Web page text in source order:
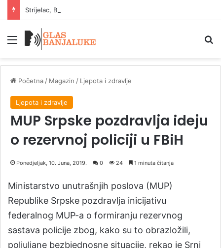
Strijelac, Blizanci i Lav: znakovi koji uživaju u ljetu
Meni
Početna / Magazin / Ljepota i zdravlje
Ljepota i zdravlje
MUP Srpske pozdravlja ideju
o rezervnoj policiji u FBiH
Ponedjeljak, 10. Juna, 2019. 0 24 1 minuta čitanja
Ministarstvo unutrašnjih poslova (MUP)
Republike Srpske pozdravlja inicijativu
federalnog MUP-a o formiranju rezervnog
sastava policije zbog, kako su to obrazložili,
poljuljane bezbjednosne situacije, rekao je Srni